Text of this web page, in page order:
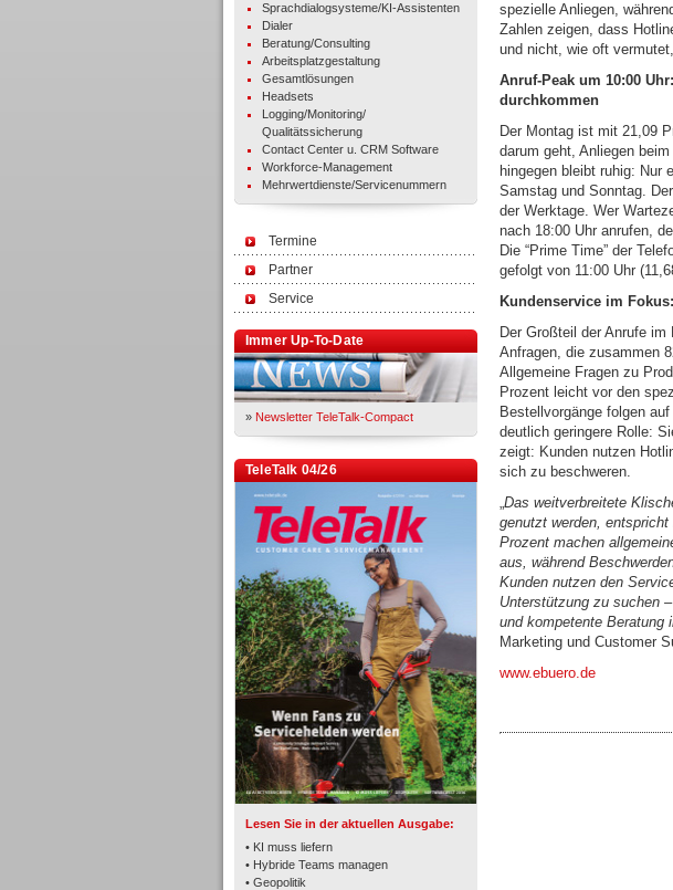
Sprachdialogsysteme/KI-Assistenten
Dialer
Beratung/Consulting
Arbeitsplatzgestaltung
Gesamtlösungen
Headsets
Logging/Monitoring/
Qualitätssicherung
Contact Center u. CRM Software
Workforce-Management
Mehrwertdienste/Servicenummern
Termine
Partner
Service
Immer Up-To-Date
» Newsletter TeleTalk-Compact
TeleTalk 04/26
Lesen Sie in der aktuellen Ausgabe:
• KI muss liefern
• Hybride Teams managen
• Geopolitik
TK- und ACD-Systeme
spezielle Anliegen,
Zahlen zeigen, dass
und nicht, wie oft
Anruf-Peak um 10:00
durchkommen
Der Montag ist mit 21,09
darum geht, Anliegen
hingegen bleibt ruhig: Nur
Samstag und Sonntag.
der Werktage. Wer
nach 18:00 Uhr anrufen,
Die “Prime Time” der
gefolgt von 11:00 Uhr
Kundenservice im
Der Großteil der Anrufe
Anfragen, die zusammen
Allgemeine Fragen zu
Prozent leicht vor den
Bestellvorgänge folgen
deutlich geringere Rolle:
zeigt: Kunden nutzen
sich zu beschweren.
„Das weitverbreitete
genutzt werden,
Prozent machen
aus, während
Kunden nutzen den
Unterstützung zu suchen
und kompetente Beratung
Marketing und Customer
www.ebuero.de